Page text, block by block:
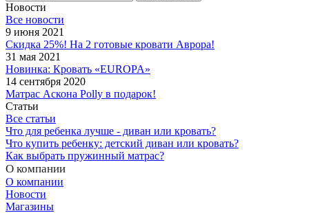
Новости
Все новости
9 июня 2021
Скидка 25%! На 2 готовые кровати Аврора!
31 мая 2021
Новинка: Кровать «EUROPA»
14 сентября 2020
Матрас Аскона Polly в подарок!
Статьи
Все статьи
Что для ребенка лучше - диван или кровать?
Что купить ребенку: детский диван или кровать?
Как выбрать пружинный матрас?
О компании
О компании
Новости
Магазины